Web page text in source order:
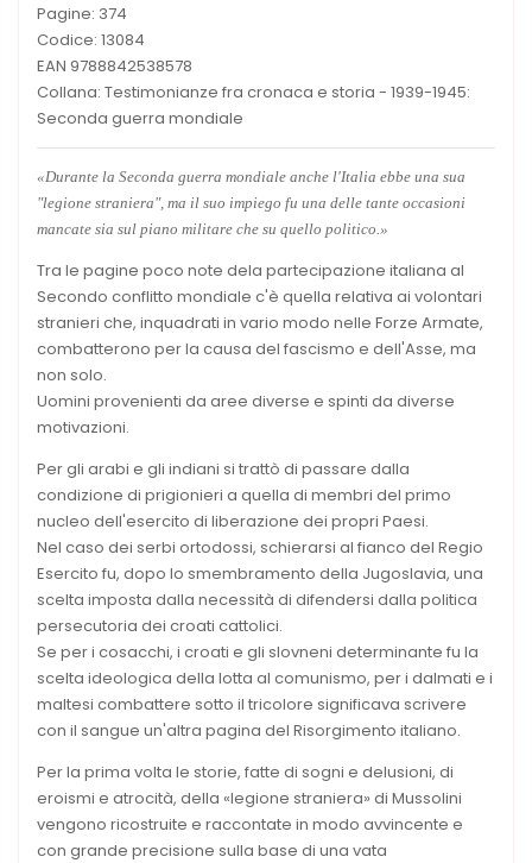
Pagine: 374
Codice: 13084
EAN 9788842538578
Collana: Testimonianze fra cronaca e storia - 1939-1945:
Seconda guerra mondiale
«Durante la Seconda guerra mondiale anche l'Italia ebbe una sua
"legione straniera", ma il suo impiego fu una delle tante occasioni
mancate sia sul piano militare che su quello politico.»
Tra le pagine poco note dela partecipazione italiana al
Secondo conflitto mondiale c'è quella relativa ai volontari
stranieri che, inquadrati in vario modo nelle Forze Armate,
combatterono per la causa del fascismo e dell'Asse, ma
non solo.
Uomini provenienti da aree diverse e spinti da diverse
motivazioni.
Per gli arabi e gli indiani si trattò di passare dalla
condizione di prigionieri a quella di membri del primo
nucleo dell'esercito di liberazione dei propri Paesi.
Nel caso dei serbi ortodossi, schierarsi al fianco del Regio
Esercito fu, dopo lo smembramento della Jugoslavia, una
scelta imposta dalla necessità di difendersi dalla politica
persecutoria dei croati cattolici.
Se per i cosacchi, i croati e gli slovneni determinante fu la
scelta ideologica della lotta al comunismo, per i dalmati e i
maltesi combattere sotto il tricolore significava scrivere
con il sangue un'altra pagina del Risorgimento italiano.
Per la prima volta le storie, fatte di sogni e delusioni, di
eroismi e atrocità, della «legione straniera» di Mussolini
vengono ricostruite e raccontate in modo avvincente e
con grande precisione sulla base di una vata